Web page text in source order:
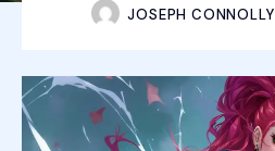
JOSEPH CONNOLLY